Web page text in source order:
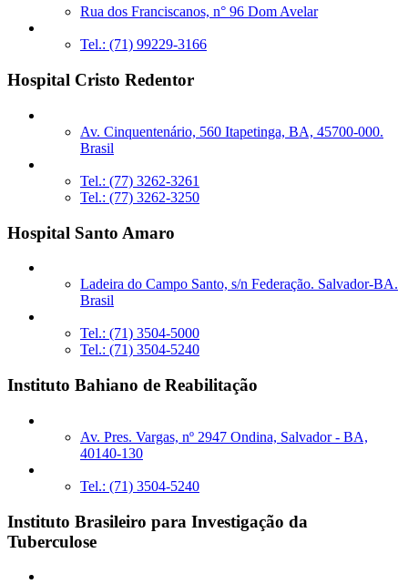
Rua dos Franciscanos, n° 96 Dom Avelar
Tel.: (71) 99229-3166
Hospital Cristo Redentor
Av. Cinquentenário, 560 Itapetinga, BA, 45700-000.
Brasil
Tel.: (77) 3262-3261
Tel.: (77) 3262-3250
Hospital Santo Amaro
Ladeira do Campo Santo, s/n Federação. Salvador-BA.
Brasil
Tel.: (71) 3504-5000
Tel.: (71) 3504-5240
Instituto Bahiano de Reabilitação
Av. Pres. Vargas, nº 2947 Ondina, Salvador - BA,
40140-130
Tel.: (71) 3504-5240
Instituto Brasileiro para Investigação da
Tuberculose